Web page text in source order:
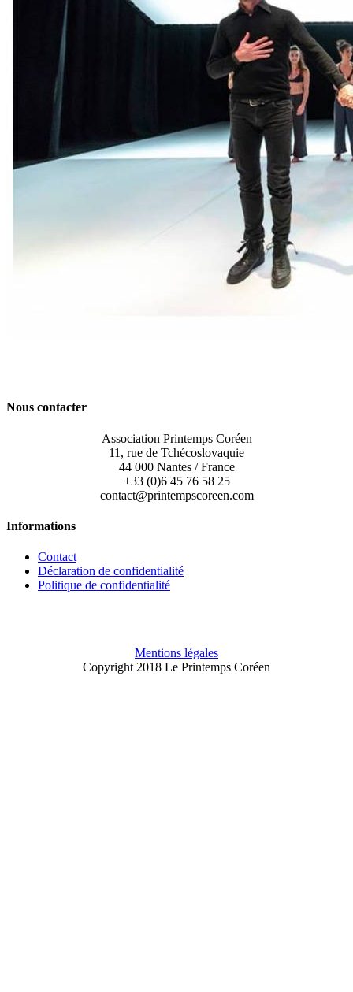
Nous contacter
Association Printemps Coréen
11, rue de Tchécoslovaquie
44 000 Nantes / France
+33 (0)6 45 76 58 25
contact@printempscoreen.com
Informations
Contact
Déclaration de confidentialité
Politique de confidentialité
Mentions légales
Copyright 2018 Le Printemps Coréen